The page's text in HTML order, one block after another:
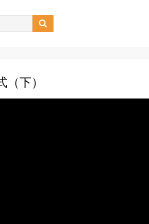

下）